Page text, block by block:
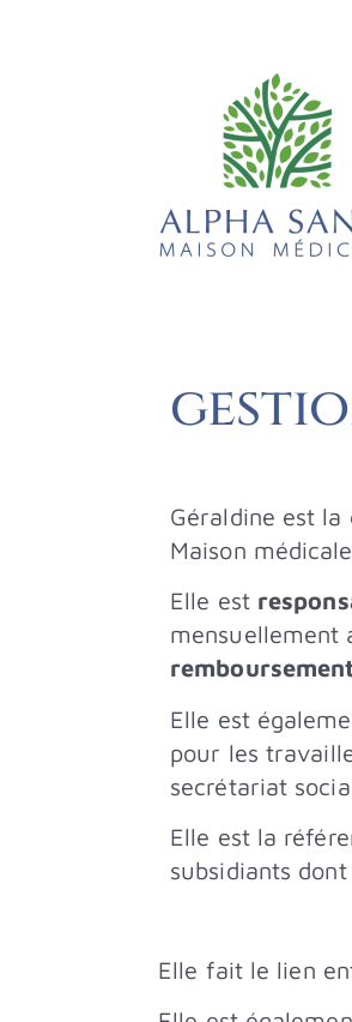
Géraldine est la
Maison
Elle est
mensuellement
Elle est
pour les
secrétariat
Elle est la
subsidiants dont
Elle fait le lien